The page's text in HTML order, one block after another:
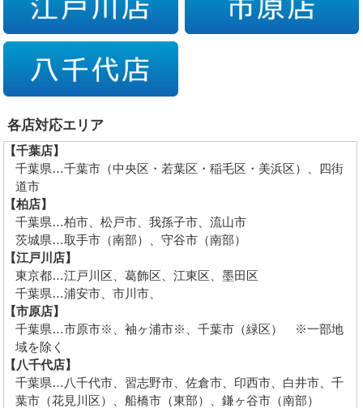
各店対応エリア
【千葉店】
千葉県…千葉市（中央区・若葉区・稲毛区・美浜区）、四街
道市
【柏店】
千葉県…柏市、松戸市、我孫子市、流山市
茨城県…取手市（南部）、守谷市（南部）
【江戸川店】
東京都…江戸川区、葛飾区、江東区、墨田区
千葉県…浦安市、市川市、
【市原店】
千葉県…市原市※、袖ヶ浦市※、千葉市（緑区） ※一部地
域を除く
【八千代店】
千葉県…八千代市、習志野市、佐倉市、印西市、白井市、千
葉市（花見川区）、船橋市（東部）、鎌ヶ谷市（南部）